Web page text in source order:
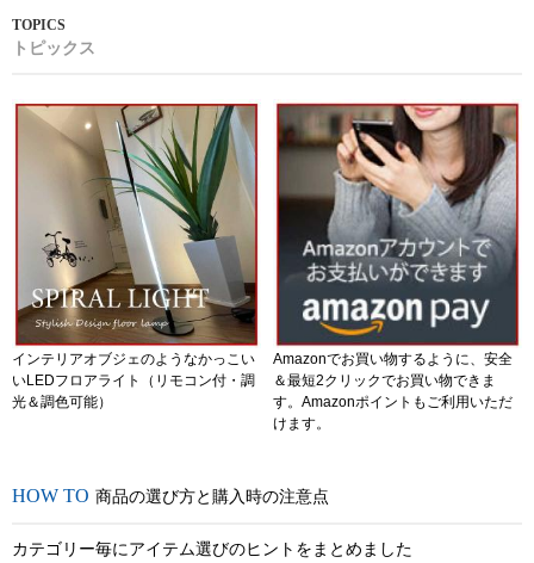
トピックス
インテリアオブジェのようなかっこい
いLEDフロアライト（リモコン付・調
光＆調色可能）
Amazonでお買い物するように、安全
＆最短2クリックでお買い物できま
す。Amazonポイントもご利用いただ
けます。
商品の選び方と購入時の注意点
カテゴリー毎にアイテム選びのヒントをまとめました